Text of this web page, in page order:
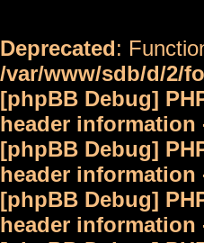
Deprecated:
/var/www/sdb/d/2/
[phpBB Debug]
header information
[phpBB Debug]
header information
[phpBB Debug]
header information